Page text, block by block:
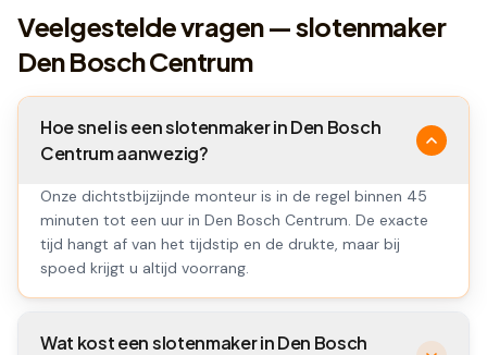
Veelgestelde vragen — slotenmaker
Den Bosch Centrum
Hoe snel is een slotenmaker in Den Bosch
Centrum aanwezig?
Onze dichtstbijzijnde monteur is in de regel binnen 45
minuten tot een uur in Den Bosch Centrum. De exacte
tijd hangt af van het tijdstip en de drukte, maar bij
spoed krijgt u altijd voorrang.
Wat kost een slotenmaker in Den Bosch